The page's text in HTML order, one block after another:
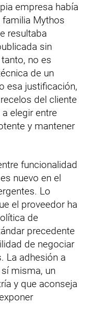
empresa había
Mythos
resultaba
sin
no es
de un
esa justificación,
del cliente
elegir entre
y mantener
funcionalidad
nuevo en el
Lo
el proveedor ha
de
precedente
de negociar
La adhesión a
misma, un
y que aconseja